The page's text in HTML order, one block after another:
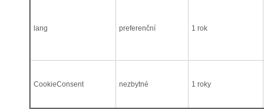
lang preferenční 1 rok
CookieConsent nezbytné 1 roky